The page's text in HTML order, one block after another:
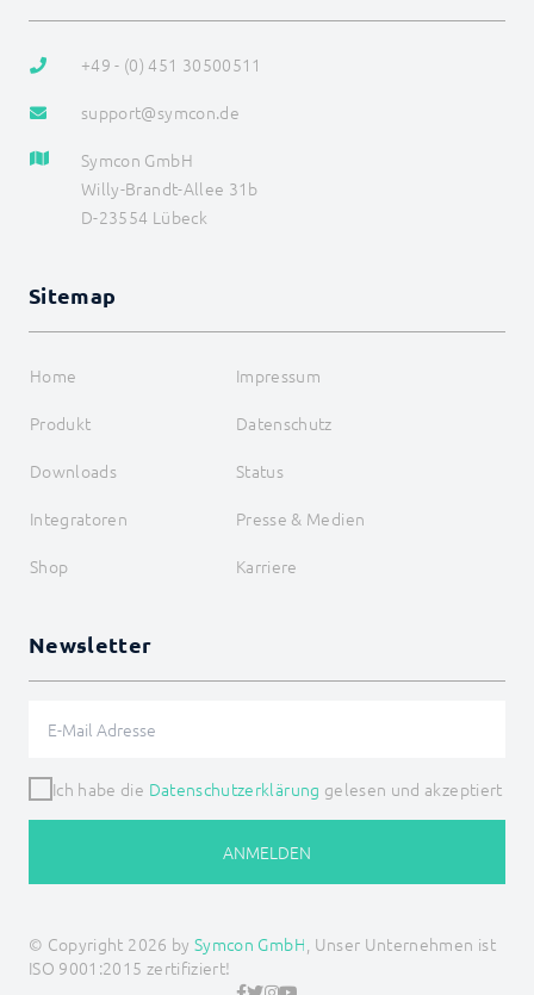
+49 - (0) 451 30500511
support@symcon.de
Symcon GmbH
Willy-Brandt-Allee 31b
D-23554 Lübeck
Sitemap
Home
Impressum
Produkt
Datenschutz
Downloads
Status
Integratoren
Presse & Medien
Shop
Karriere
Newsletter
Ich habe die Datenschutzerklärung gelesen und akzeptiert
ANMELDEN
© Copyright 2026 by Symcon GmbH, Unser Unternehmen ist
ISO 9001:2015 zertifiziert!